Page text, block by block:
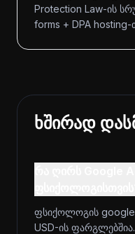
Protection Law-ის
forms + DPA hosting-
ხშირად
ფსიქოლოგის google
USD-ის